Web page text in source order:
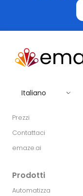
Italiano
Prezzi
Contattaci
emaze.ai
Prodotti
Automatizza